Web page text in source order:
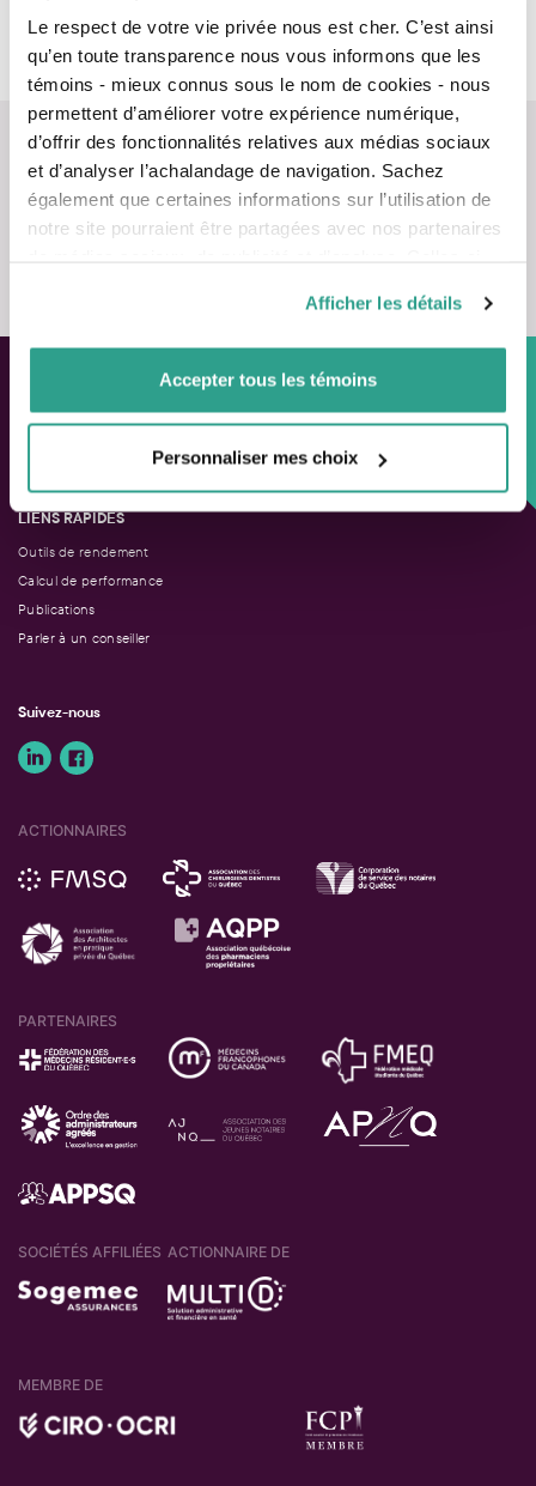
Le respect de votre vie privée nous est cher. C’est ainsi
qu’en toute transparence nous vous informons que les
témoins - mieux connus sous le nom de cookies - nous
permettent d’améliorer votre expérience numérique,
d’offrir des fonctionnalités relatives aux médias sociaux
et d’analyser l’achalandage de navigation. Sachez
également que certaines informations sur l’utilisation de
notre site pourraient être partagées avec nos partenaires
vous leur auriez fournies ou qu’ils auraient collectées lors
de votre utilisation de leurs services.
Afficher les détails
Accepter tous les témoins
Personnaliser mes choix
Conseillers
Approche personnalisée,
Solutions adaptées.
LIENS RAPIDES
Outils de rendement
Calcul de performance
Publications
Parler à un conseiller
Suivez-nous
ACTIONNAIRES
PARTENAIRES
SOCIÉTÉS AFFILIÉES ACTIONNAIRE DE
MEMBRE DE